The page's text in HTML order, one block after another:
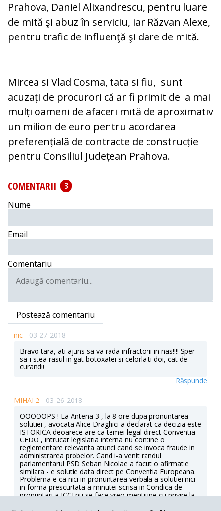
Prahova, Daniel Alixandrescu, pentru luare
de mită şi abuz în serviciu, iar Răzvan Alexe,
pentru trafic de influenţă şi dare de mită.
Mircea si Vlad Cosma, tata si fiu, sunt
acuzați de procurori că ar fi primit de la mai
mulți oameni de afaceri mită de aproximativ
un milion de euro pentru acordarea
preferențială de contracte de construcție
pentru Consiliul Județean Prahova.
COMENTARII
3
Nume
Email
Comentariu
Postează comentariu
nic - 03-27-2018
Bravo tara, ati ajuns sa va rada infractorii in nas!!!! Sper
sa-i stea rasul in gat botoxatei si celorlalti doi, cat de
curand!!
Răspunde
MIHAI 2 - 03-26-2018
OOOOOPS ! La Antena 3 , la 8 ore dupa pronuntarea
solutiei , avocata Alice Draghici a declarat ca decizia este
ISTORICA deoarece are ca temei legal direct Conventia
CEDO , intrucat legislatia interna nu contine o
reglementare relevanta atunci cand se invoca fraude in
administrarea probelor. Cand i-a venit randul
parlamentarul PSD Seban Nicolae a facut o afirmatie
similara - e solutie data direct pe Conventia Europeana.
Problema e ca nici in pronuntarea verbala a solutiei nici
in forma prescurtata a minutei scrisa in Condica de
pronuntari a ICCJ nu se face vreo mentiune cu privire la